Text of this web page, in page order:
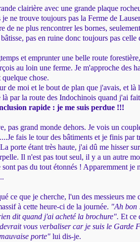
clairière avec une grande plaque
ne trouve toujours pas la Ferme de
de ne plus rencontrer les bornes,
pas en ruine donc toujours pas celle
et emprunter une belle route
au loin une ferme. Je m'approche des
chose.
de moi et le bout de plan que j'avais, et
là par la route des Indochinois quand j'ai
rapide : je me suis perdue !!!
pas grand monde dehors. Je vois un
fais le tour des bâtiments et je finis par
porte étant très haute, j'ai dû me hisser
Il n'est pas tout seul, il y a un autre
sont pas du tout étonnés ! Apparemment je
ce que je cherche, l'un des messieurs me
à cette heure-ci de la journée. "Ah bon
dit quand j'ai acheté la brochure". Et ce
vous verbaliser car je suis le Garde
porte" lui dis-je.